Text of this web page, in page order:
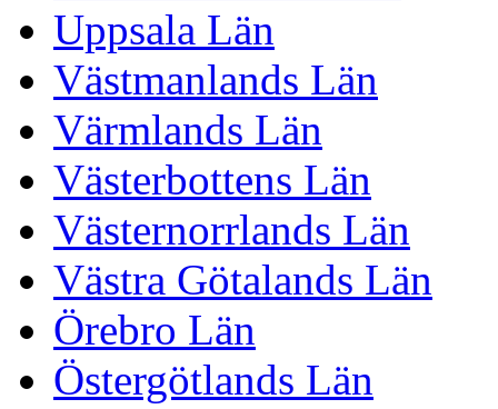
Uppsala Län
Västmanlands Län
Värmlands Län
Västerbottens Län
Västernorrlands Län
Västra Götalands Län
Örebro Län
Östergötlands Län